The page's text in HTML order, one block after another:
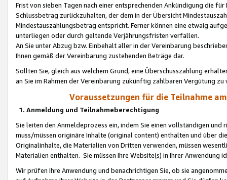
Frist von sieben Tagen nach einer entsprechenden Ankündigung die
Schlussbetrag zurückzuhalten, der dem in der Übersicht
Mindestauszahlungsbetrag entspricht. Ferner können eine etwaig
unterliegen oder durch geltende Verjährungsfristen verfallen.
An Sie unter Abzug bzw. Einbehalt aller in der Vereinbarung
Ihnen gemäß der Vereinbarung zustehenden Beträge dar.
Sollten Sie, gleich aus welchem Grund, eine Überschusszahlung
an Sie im Rahmen der Vereinbarung zukünftig zahlbaren Vergütung zu
Voraussetzungen für die Teilnahme
1. Anmeldung und Teilnahmeberechtigung
Sie leiten den Anmeldeprozess ein, indem Sie einen vollständigen
muss/müssen originäre Inhalte (original content) enthalten und über
Originalinhalte, die Materialien von Dritten verwenden, müssen
Materialien enthalten. Sie müssen Ihre Website(s) in Ihrer Anwendung
Wir prüfen Ihre Anwendung und benachrichtigen Sie, ob sie